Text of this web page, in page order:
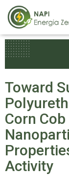
Toward
Corn
Activity